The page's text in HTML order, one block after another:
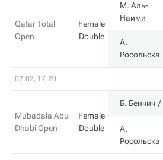
Qatar Total
Open
Female
Double
М. Аль-
Наими
А.
Росольска
07.02, 17:20
Mubadala Abu
Dhabi Open
Female
Double
Б. Бенчич
А.
Росольска